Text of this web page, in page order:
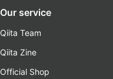
Our service
Qiita Team
Qiita Zine
Official Shop